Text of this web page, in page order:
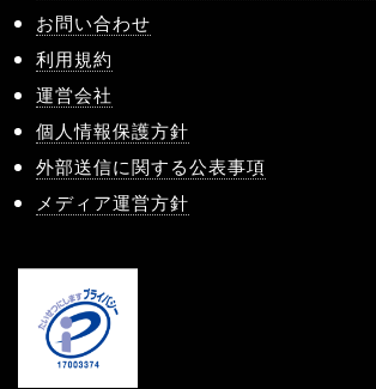
お問い合わせ
利用規約
運営会社
個人情報保護方針
外部送信に関する公表事項
メディア運営方針